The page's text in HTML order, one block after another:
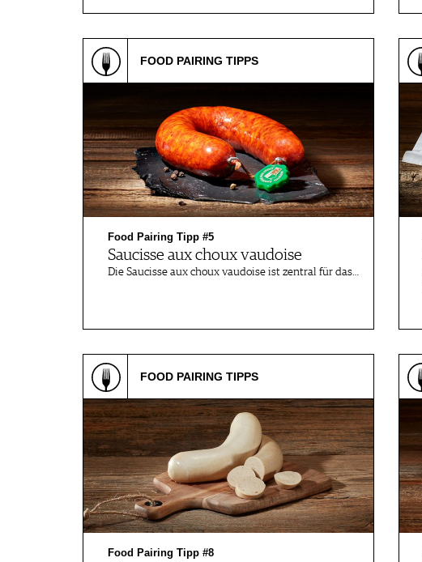
FOOD PAIRING TIPPS
Food Pairing Tipp #5
Saucisse aux choux vaudoise
Die Saucisse aux choux vaudoise ist zentral für das…
FOOD PAIRING TIPPS
Food Pairing Tipp #8